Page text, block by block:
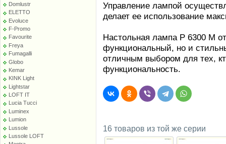
Domlustr
ELETTO
Evoluce
F-Promo
Favourite
Freya
Fumagalli
Globo
Kemar
KINK Light
Lightstar
LOFT IT
Lucia Tucci
Luminex
Lumion
Lussole
Lussole LOFT
Управление лампой
делает ее использование
Настольная лампа P 6300 M
функциональный, но и
отличным выбором для тех,
функциональность.
16 товаров из той же серии